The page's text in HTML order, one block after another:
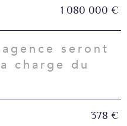
1 080 000 €
seront
charge du
378 €